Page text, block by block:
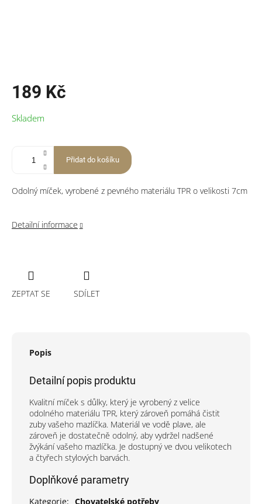
189 Kč
cena:
Skladem
Přidat do košíku
Odolný míček, vyrobené z pevného materiálu TPR o velikosti 7cm
Detailní informace
ZEPTAT SE SDÍLET
Popis
Detailní popis produktu
Kvalitní míček s důlky, který je vyrobený z velice
odolného materiálu TPR, který zároveň pomáhá čistit
zuby vašeho mazlíčka. Materiál ve vodě plave, ale
zároveň je dostatečně odolný, aby vydržel nadšené
žvýkání vašeho mazlíčka. Je dostupný ve dvou velikotech
a čtyřech stylových barvách.
Doplňkové parametry
Kategorie: Chovatelské potřeby